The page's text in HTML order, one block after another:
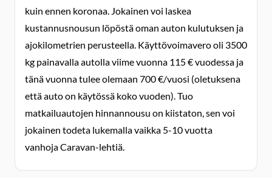
kuin ennen koronaa. Jokainen voi laskea
kustannusnousun löpöstä oman auton kulutuksen ja
ajokilometrien perusteella. Käyttövoimavero oli 3500
kg painavalla autolla viime vuonna 115 € vuodessa ja
tänä vuonna tulee olemaan 700 €/vuosi (oletuksena
että auto on käytössä koko vuoden). Tuo
matkailuautojen hinnannousu on kiistaton, sen voi
jokainen todeta lukemalla vaikka 5-10 vuotta
vanhoja Caravan-lehtiä.